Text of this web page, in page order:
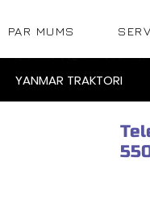
PAR MUMS
YANMAR TRAKTORI